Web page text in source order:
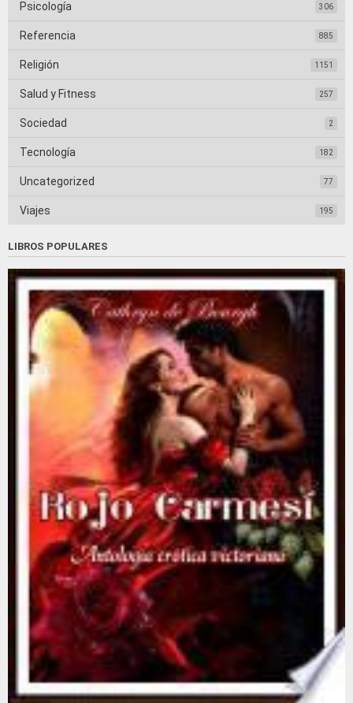
Psicología 306
Referencia 885
Religión 1151
Salud y Fitness 257
Sociedad 2
Tecnología 182
Uncategorized 77
Viajes 195
LIBROS POPULARES